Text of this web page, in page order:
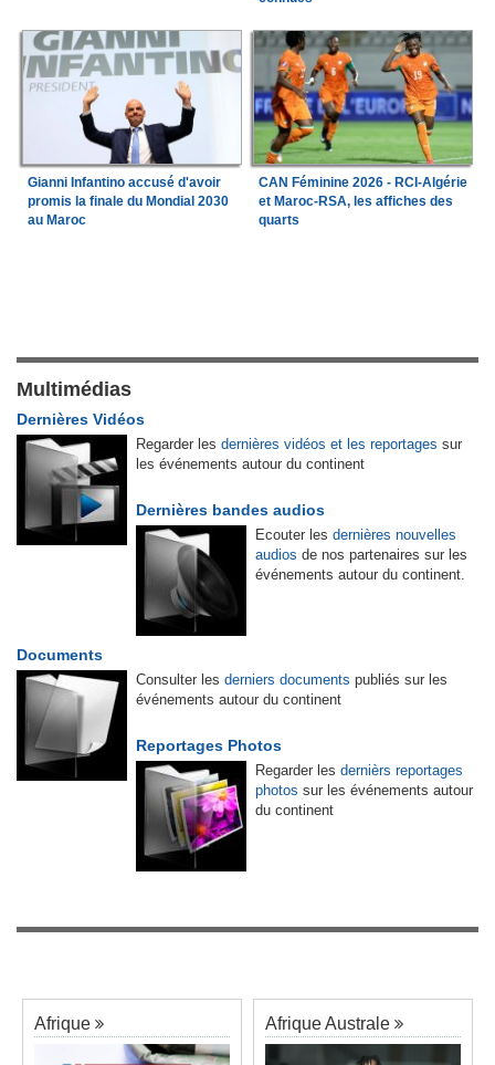
Gianni Infantino accusé d'avoir
promis la finale du Mondial 2030
au Maroc
CAN Féminine 2026 - RCI-Algérie
et Maroc-RSA, les affiches des
quarts
Multimédias
Dernières Vidéos
Regarder les dernières vidéos et les reportages sur
les événements autour du continent
Dernières bandes audios
Ecouter les dernières nouvelles
audios de nos partenaires sur les
événements autour du continent.
Documents
Consulter les derniers documents publiés sur les
événements autour du continent
Reportages Photos
Regarder les dernièrs reportages
photos sur les événements autour
du continent
Afrique Afrique Australe